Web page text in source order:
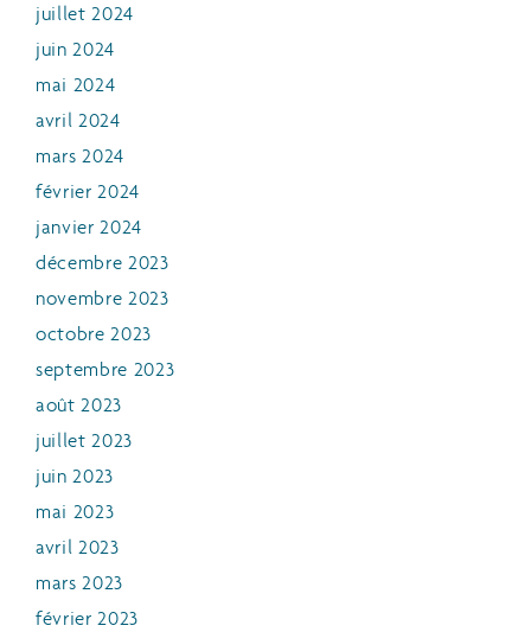
juillet 2024
juin 2024
mai 2024
avril 2024
mars 2024
février 2024
janvier 2024
décembre 2023
novembre 2023
octobre 2023
septembre 2023
août 2023
juillet 2023
juin 2023
mai 2023
avril 2023
mars 2023
février 2023